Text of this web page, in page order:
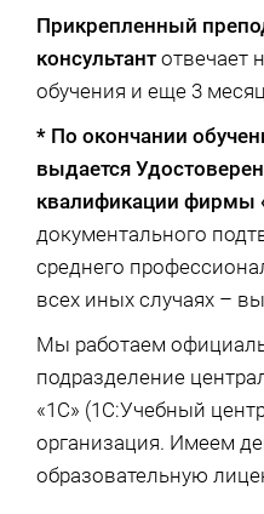
Прикрепленный
консультантотвечает
обучения и еще 3
* По окончании
выдается
квалификации фирмы
документального
среднего
всех иных случаях –
Мы работаем
подразделение
«1С» (1С:Учебный
организация. Имеем
образовательную